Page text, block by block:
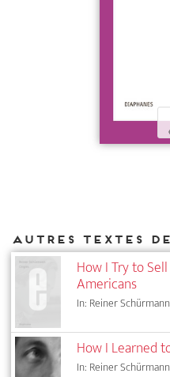
How I Try to
Americans
In: Reiner
How I Learned
In: Reiner